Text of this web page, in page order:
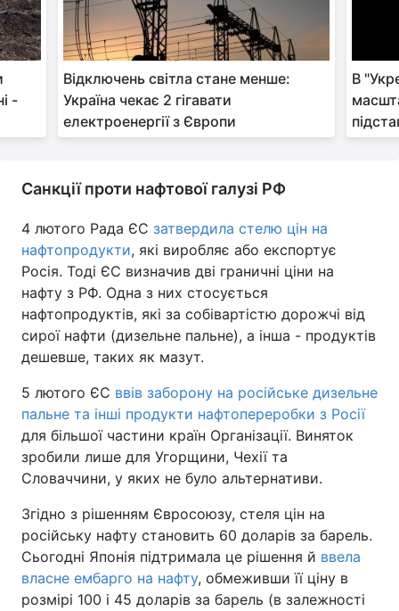
-
Відключень світла стане менше:
Україна чекає 2 гігавати
електроенергії з Європи
В
Санкції проти нафтової галузі РФ
4 лютого Рада ЄС затвердила стелю цін на
нафтопродукти, які виробляє або експортує
Росія. Тоді ЄС визначив дві граничні ціни на
нафту з РФ. Одна з них стосується
нафтопродуктів, які за собівартістю дорожчі від
сирої нафти (дизельне пальне), а інша - продуктів
дешевше, таких як мазут.
5 лютого ЄС ввів заборону на російське дизельне
пальне та інші продукти нафтопереробки з Росії
для більшої частини країн Організації. Виняток
зробили лише для Угорщини, Чехії та
Словаччини, у яких не було альтернативи.
Згідно з рішенням Євросоюзу, стеля цін на
російську нафту становить 60 доларів за барель.
Сьогодні Японія підтримала це рішення й ввела
власне ембарго на нафту, обмеживши її ціну в
розмірі 100 і 45 доларів за барель (в залежності